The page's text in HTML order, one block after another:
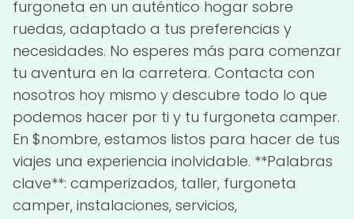
furgoneta en un auténtico hogar sobre
ruedas, adaptado a tus preferencias y
necesidades. No esperes más para comenzar
tu aventura en la carretera. Contacta con
nosotros hoy mismo y descubre todo lo que
podemos hacer por ti y tu furgoneta camper.
En $nombre, estamos listos para hacer de tus
viajes una experiencia inolvidable. **Palabras
clave**: camperizados, taller, furgoneta
camper, instalaciones, servicios,